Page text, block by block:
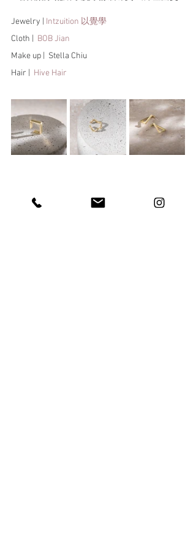
Jewelry | Intzuition 以覺學
Cloth | BOB Jian
Make up |  Stella Chiu
Hair | Hive Hair